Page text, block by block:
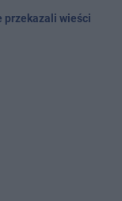
przekazali wieści